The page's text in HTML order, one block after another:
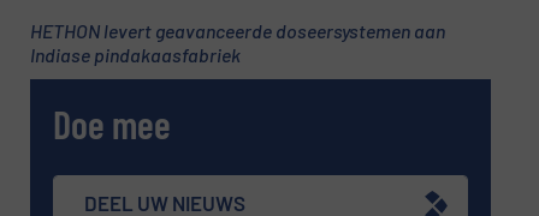
Telefoonnummer
Onderwerp (Vereist)
HETHON levert geavanceerde doseersystemen aan
Indiase pindakaasfabriek
Doe mee
DEEL UW NIEUWS